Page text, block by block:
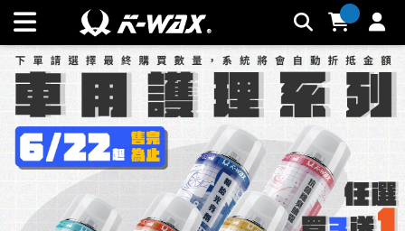
DIY洗車保養必備 | K-WAX台灣汽車美容材料